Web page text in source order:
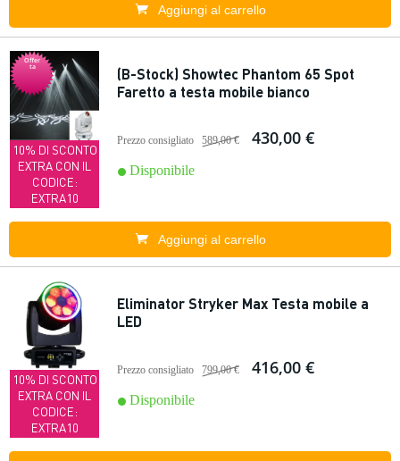
Aggiungi al carrello
Offer
ta
10% DI SCONTO
EXTRA CON IL
CODICE:
EXTRA10
(B-Stock) Showtec Phantom 65 Spot
Faretto a testa mobile bianco
Prezzo consigliato 589,00 € 430,00 €
Disponibile
Aggiungi al carrello
10% DI SCONTO
EXTRA CON IL
CODICE:
EXTRA10
Eliminator Stryker Max Testa mobile a
LED
Prezzo consigliato 799,00 € 416,00 €
Disponibile